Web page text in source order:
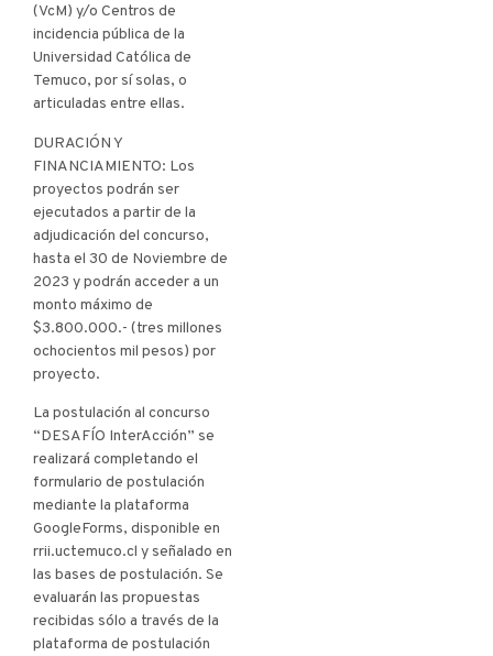
(VcM) y/o Centros de
incidencia pública de la
Universidad Católica de
Temuco, por sí solas, o
articuladas entre ellas.
DURACIÓN Y
FINANCIAMIENTO: Los
proyectos podrán ser
ejecutados a partir de la
adjudicación del concurso,
hasta el 30 de Noviembre de
2023 y podrán acceder a un
monto máximo de
$3.800.000.- (tres millones
ochocientos mil pesos) por
proyecto.
La postulación al concurso
“DESAFÍO InterAcción” se
realizará completando el
formulario de postulación
mediante la plataforma
GoogleForms, disponible en
rrii.uctemuco.cl y señalado en
las bases de postulación. Se
evaluarán las propuestas
recibidas sólo a través de la
plataforma de postulación